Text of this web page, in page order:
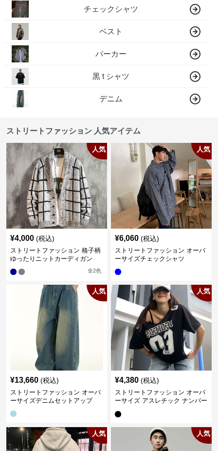
チェックシャツ
ベスト
パーカー
黒 t シャツ
デニム
ストリートファッション 人気アイテム
人気
¥4,000 (税込)
ストリートファッション 格子柄
ゆったりニットカーディガン
全2色
人気
¥6,060 (税込)
ストリートファッション オーバ
ーサイズチェックシャツ
人気
¥13,660 (税込)
ストリートファッション オーバ
ーサイズデニムセットアップ
人気
¥4,380 (税込)
ストリートファッション オーバ
ーサイズ アスレチック ナンバー
人気 人気